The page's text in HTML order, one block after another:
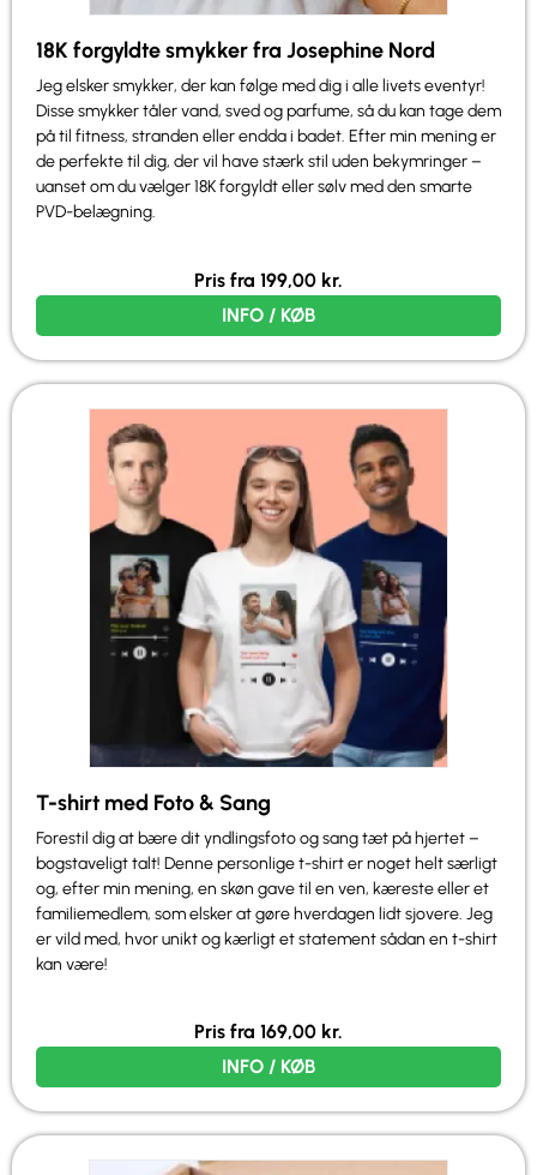
18K forgyldte smykker fra Josephine Nord
Jeg elsker smykker, der kan følge med dig i alle livets eventyr!
Disse smykker tåler vand, sved og parfume, så du kan tage dem
på til fitness, stranden eller endda i badet. Efter min mening er
de perfekte til dig, der vil have stærk stil uden bekymringer –
uanset om du vælger 18K forgyldt eller sølv med den smarte
PVD-belægning.
Pris fra 199,00 kr.
INFO / KØB
T-shirt med Foto & Sang
Forestil dig at bære dit yndlingsfoto og sang tæt på hjertet –
bogstaveligt talt! Denne personlige t-shirt er noget helt særligt
og, efter min mening, en skøn gave til en ven, kæreste eller et
familiemedlem, som elsker at gøre hverdagen lidt sjovere. Jeg
er vild med, hvor unikt og kærligt et statement sådan en t-shirt
kan være!
Pris fra 169,00 kr.
INFO / KØB